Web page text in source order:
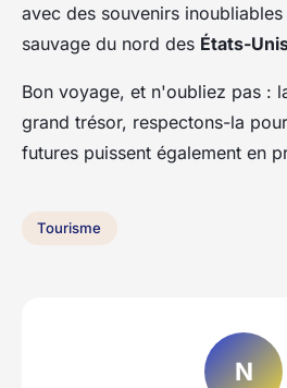
avec des souvenirs
sauvage du nord des États-
Bon voyage, et n'oubliez pas :
grand trésor, respectons-la
futures puissent également en
Tourisme
N